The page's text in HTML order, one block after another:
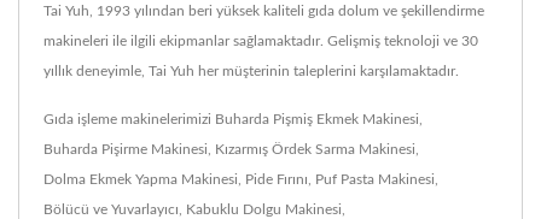
Tai Yuh, 1993 yılından beri yüksek kaliteli gıda dolum ve şekillendirme
makineleri ile ilgili ekipmanlar sağlamaktadır. Gelişmiş teknoloji ve 30
yıllık deneyimle, Tai Yuh her müşterinin taleplerini karşılamaktadır.
Gıda işleme makinelerimizi Buharda Pişmiş Ekmek Makinesi
Buharda Pişirme Makinesi Kızarmış Ördek Sarma Makinesi
Dolma Ekmek Yapma Makinesi Pide Fırını Puf Pasta Makinesi
Bölücü ve Yuvarlayıcı Kabuklu Dolgu Makinesi